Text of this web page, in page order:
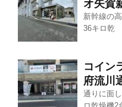
オ矢賀
新幹線の
36キロ乾
コイン
府流川
通りに面